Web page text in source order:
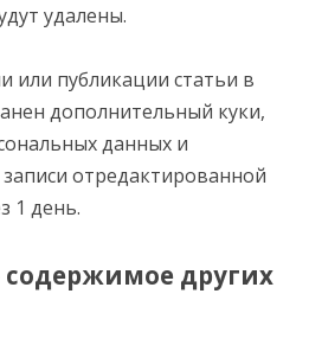
удалены.
или публикации статьи в
дополнительный куки,
данных и
отредактированной
1 день.
содержимое других